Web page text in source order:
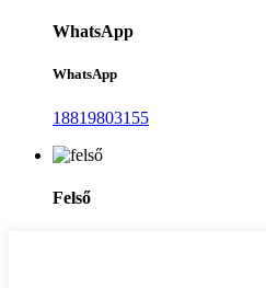
WhatsApp
WhatsApp
18819803155
Felső